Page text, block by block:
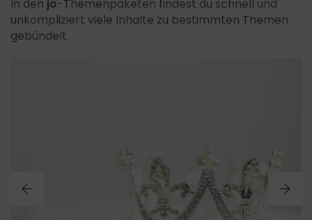
In den jo-Themenpaketen findest du schnell und
unkompliziert viele Inhalte zu bestimmten Themen
gebündelt.